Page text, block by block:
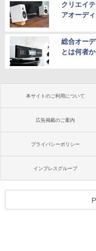
クリエイ
アオーデ
総合オー
とは何者か
本サイトのご利用について
広告掲載のご案内
プライバシーポリシー
インプレスグループ